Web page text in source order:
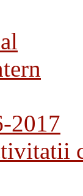
2017